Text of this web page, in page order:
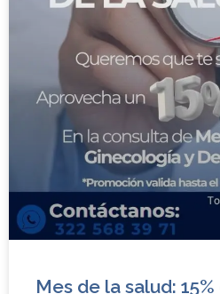
Mes de la salud: